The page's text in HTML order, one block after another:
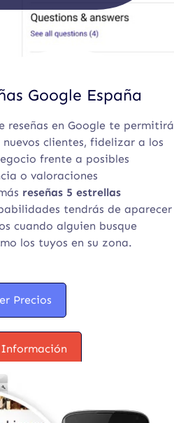
Google España
reseñas en Google te permitirá
clientes, fidelizar a los
frente a posibles
o valoraciones
reseñas 5 estrellas
tendrás de aparecer
cuando alguien busque
los tuyos en su zona.
Precios
Información